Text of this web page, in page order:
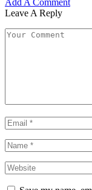
Add A Comment
Leave A Reply